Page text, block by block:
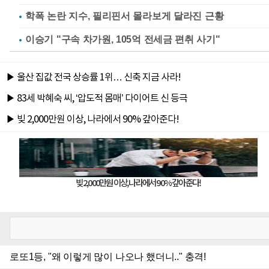
학폭 논란 지수, 필리핀서 몰라보게 달라진 근황
이승기 "구속 차가원, 105억 전세금 편취 사기"